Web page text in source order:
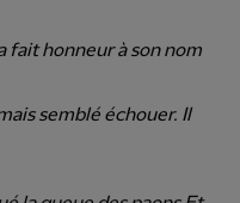
fait honneur à son nom
semblé échouer. Il